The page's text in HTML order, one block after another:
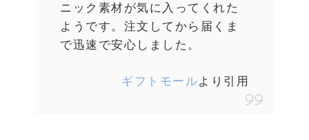
ニック素材が気に入ってくれた
ようです。注文してから届くま
で迅速で安心しました。
ギフトモールより引用